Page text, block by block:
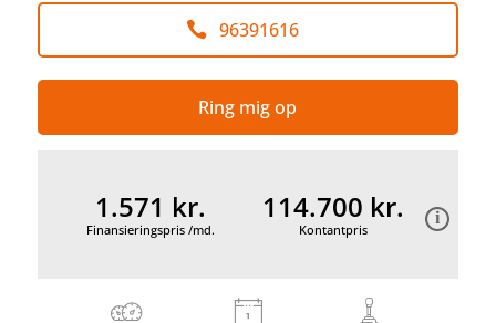
96391616
Ring mig op
1.571 kr.
Finansieringspris /md.
114.700 kr.
Kontantpris